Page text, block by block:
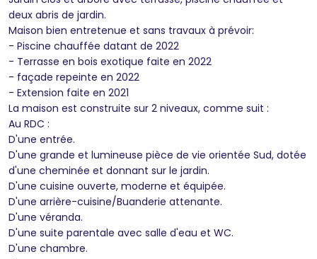
deux abris de jardin.
Maison bien entretenue et sans travaux à prévoir:
- Piscine chauffée datant de 2022
- Terrasse en bois exotique faite en 2022
- façade repeinte en 2022
- Extension faite en 2021
La maison est construite sur 2 niveaux, comme suit :
Au RDC :
D'une entrée.
D'une grande et lumineuse pièce de vie orientée Sud, dotée
d'une cheminée et donnant sur le jardin.
D'une cuisine ouverte, moderne et équipée.
D'une arrière-cuisine/Buanderie attenante.
D'une véranda.
D'une suite parentale avec salle d'eau et WC.
D'une chambre.